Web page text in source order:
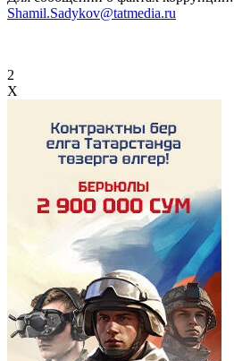
Shamil.Sadykov@tatmedia.ru
2
X